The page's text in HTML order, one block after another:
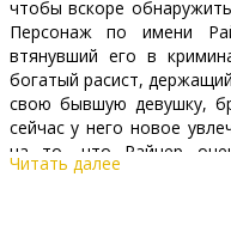
чтобы вскоре
Персонаж по имени
втянувший его в
богатый расист,
свою бывшую девушку,
сейчас у него новое
на то, что Райнер
доверять ей нельзя,
Читать далее